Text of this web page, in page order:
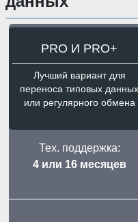
PRO И PRO+
Лучший вариант для
переноса типовых данных
или регулярного обмена
Тех. поддержка:
4 или 16 месяцев